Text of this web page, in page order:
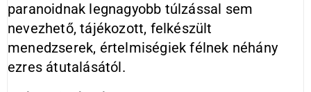
paranoidnak legnagyobb túlzással sem
nevezhető, tájékozott, felkészült
menedzserek, értelmiségiek félnek néhány
ezres átutalásától.